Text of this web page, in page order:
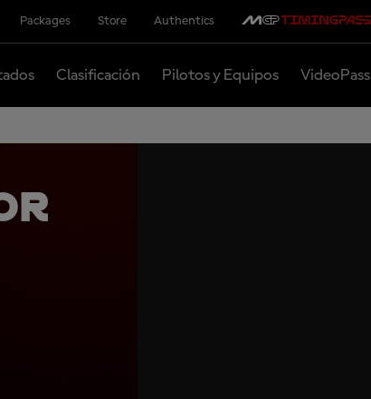
Packages Store Authentics
Clasificación Pilotos y Equipos VideoPass